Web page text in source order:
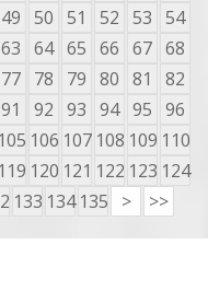
49 50 51 52 53 54
63 64 65 66 67 68
77 78 79 80 81
82
91 92 93 94 95 96
105 106 107 108 109 110
119 120 121 122 123 124
133 134 135 > >>